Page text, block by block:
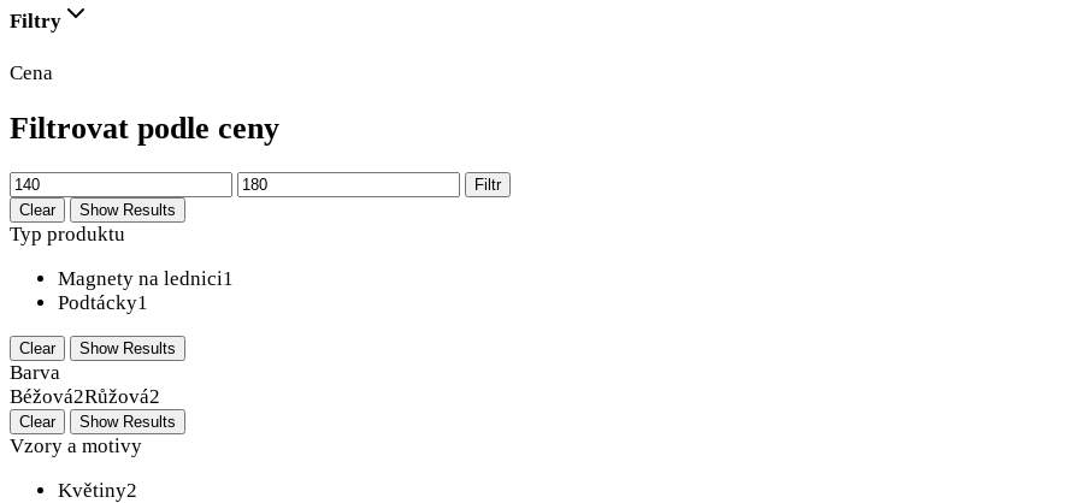
Filtry
Cena
Filtrovat podle ceny
Minimální
cena
Maximální
Filtr
Clear
Show Results
Typ produktu
Magnety na lednici1
Podtácky1
Clear Show Results
Barva
Béžová2Růžová2
Clear Show Results
Vzory a motivy
Květiny2